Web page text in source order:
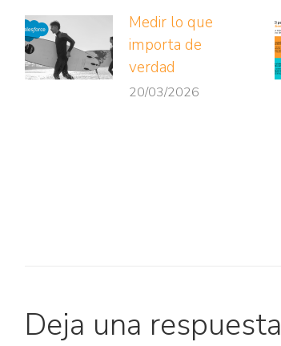
Medir lo que
importa de
verdad
20/03/2026
Deja una respuesta